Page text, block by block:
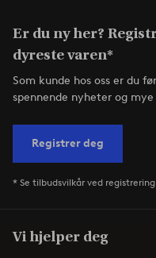
Er du ny her?
dyreste varen*
Som kunde hos oss er du
spennende nyheter og mye
Registrer deg
* Se tilbudsvilkår ved registrering
Vi hjelper deg